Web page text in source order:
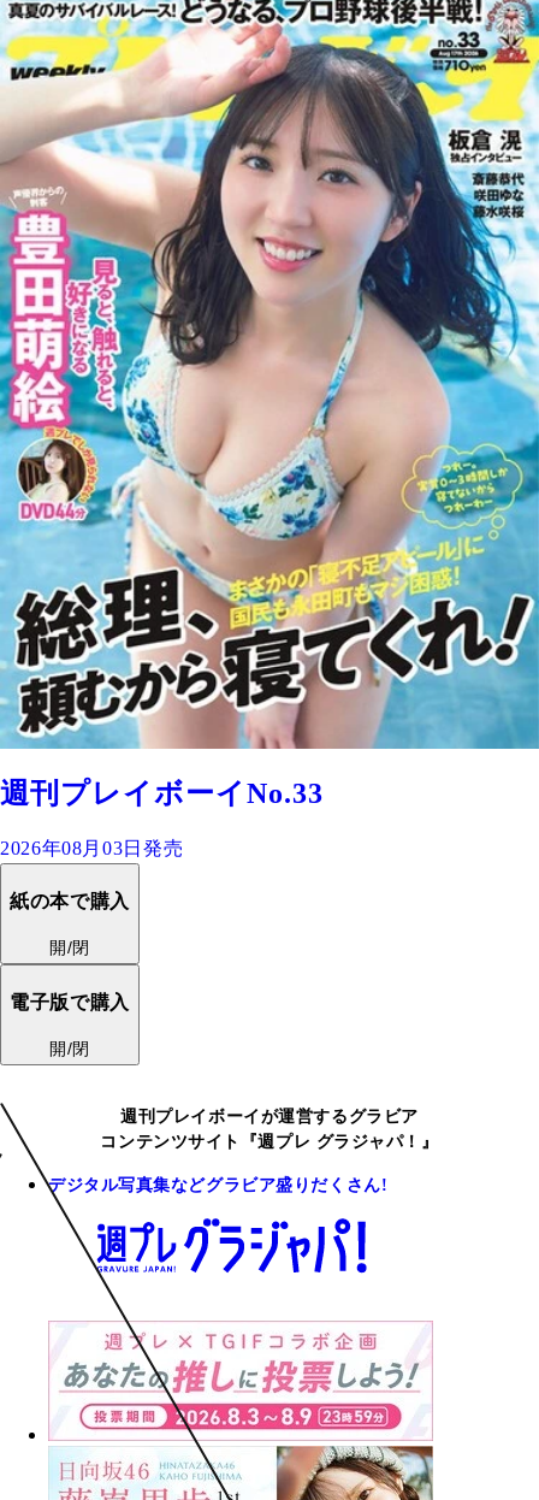
週刊プレイボーイNo.33
2026年08月03日発売
紙の本で購入
開/閉
電子版で購入
開/閉
週刊プレイボーイが運営するグラビア
コンテンツサイト『週プレ グラジャパ！』
デジタル写真集などグラビア盛りだくさん!